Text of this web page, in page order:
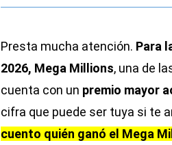
Presta mucha atención. Para
2026, Mega Millions, una de
cuenta con un premio mayor
cifra que puede ser tuya si te
cuento quién ganó el Mega